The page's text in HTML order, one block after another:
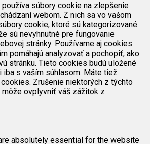
súbory cookie na zlepšenie
webom. Z nich sa vo vašom
cookie, ktoré sú kategorizované
sú nevyhnutné pre fungovanie
stránky. Používame aj cookies
pomáhajú analyzovať a pochopiť, ako
stránku. Tieto cookies budú uložené
iba s vaším súhlasom. Máte tiež
Zrušenie niektorých z týchto
ovplyvniť váš zážitok z
absolutely essential for the website